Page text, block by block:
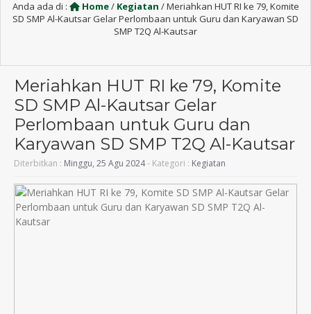
Anda ada di : Home/ Kegiatan /Meriahkan HUT RI ke 79, Komite
SD SMP Al-Kautsar Gelar Perlombaan untuk Guru dan Karyawan SD
SMP T2Q Al-Kautsar
Meriahkan HUT RI ke 79, Komite
SD SMP Al-Kautsar Gelar
Perlombaan untuk Guru dan
Karyawan SD SMP T2Q Al-Kautsar
Diterbitkan : Minggu, 25 Agu 2024- Kategori : Kegiatan